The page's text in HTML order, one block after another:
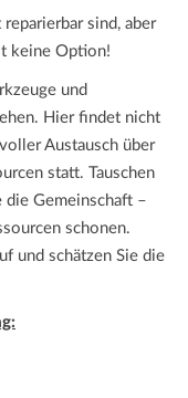
sind, aber
keine Option!
und
Hier findet nicht
Austausch über
statt. Tauschen
die Gemeinschaft –
schonen.
und schätzen Sie die